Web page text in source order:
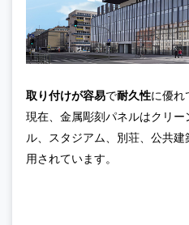
取り付けが容易で耐久性に優れ
現在、金属彫刻パネルはクリ
ル、スタジアム、別荘、公共
用されています。